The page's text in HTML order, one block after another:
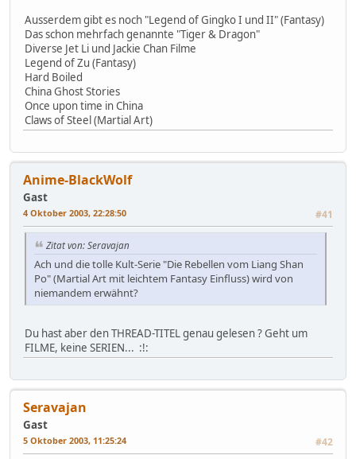
Ausserdem gibt es noch "Legend of Gingko I und II" (Fantasy)
Das schon mehrfach genannte "Tiger & Dragon"
Diverse Jet Li und Jackie Chan Filme
Legend of Zu (Fantasy)
Hard Boiled
China Ghost Stories
Once upon time in China
Claws of Steel (Martial Art)
Anime-BlackWolf
Gast
4 Oktober 2003, 22:28:50 #41
Zitat von: Seravajan
Ach und die tolle Kult-Serie "Die Rebellen vom Liang Shan
Po" (Martial Art mit leichtem Fantasy Einfluss) wird von
niemandem erwähnt?
Du hast aber den THREAD-TITEL genau gelesen ? Geht um
FILME, keine SERIEN... :!:
Seravajan
Gast
5 Oktober 2003, 11:25:24 #42